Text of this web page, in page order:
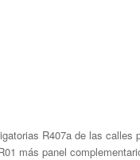
R407a de las calles
más panel